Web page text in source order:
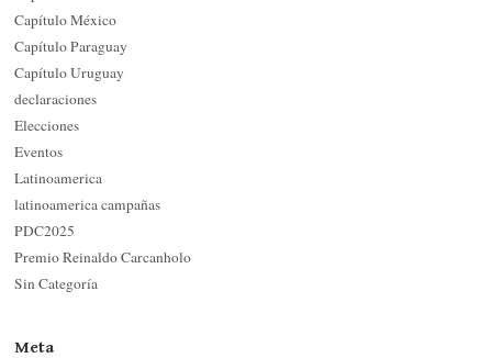
Capítulo México
Capítulo Paraguay
Capítulo Uruguay
declaraciones
Elecciones
Eventos
Latinoamerica
latinoamerica campañas
PDC2025
Premio Reinaldo Carcanholo
Sin Categoría
Meta